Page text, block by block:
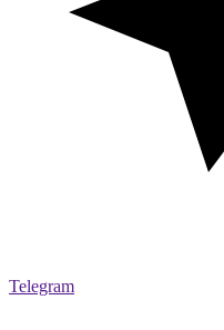
Telegram